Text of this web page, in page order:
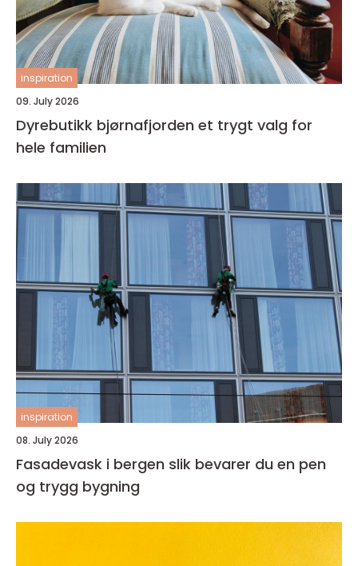
inspiration
09. July 2026
Dyrebutikk bjørnafjorden et trygt valg for
hele familien
inspiration
08. July 2026
Fasadevask i bergen slik bevarer du en pen
og trygg bygning